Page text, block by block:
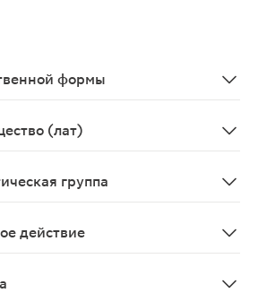
формы
(лат)
группа
действие